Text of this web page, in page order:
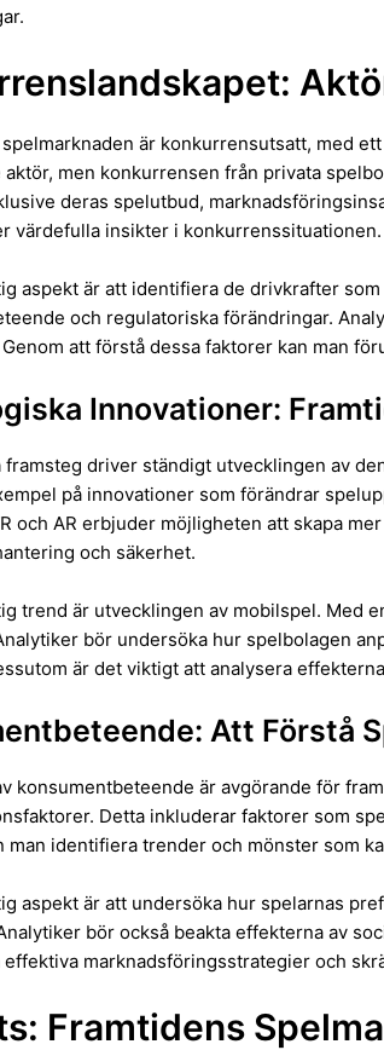
är konkurrensutsatt, med
men konkurrensen från privata
deras spelutbud,
värdefulla insikter i konkurrenssituationen.
aspekt är att identifiera de drivkrafter
och regulatoriska förändringar.
att förstå dessa faktorer kan man
Innovationer:
framsteg driver ständigt utvecklingen av
på innovationer som förändrar
och AR erbjuder möjligheten att skapa
och säkerhet.
trend är utvecklingen av mobilspel. Med
bör undersöka hur spelbolagen
är det viktigt att analysera
Att Förstå
konsumentbeteende är avgörande för
Detta inkluderar faktorer som
man identifiera trender och mönster som
aspekt är att undersöka hur spelarnas
bör också beakta effekterna av
effektiva marknadsföringsstrategier och
Framtidens